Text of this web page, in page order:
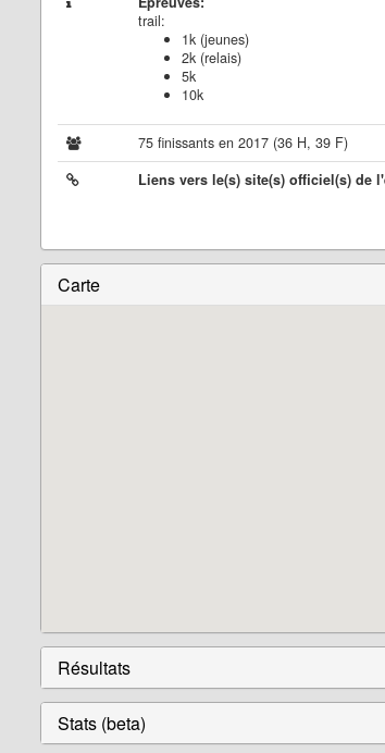
trail:
1k (jeunes)
2k (relais)
5k
10k
75 finissants en 2017 (36 H, 39 F)
Liens vers le(s) site(s) officiel(s) de
Carte
Résultats
Stats (beta)